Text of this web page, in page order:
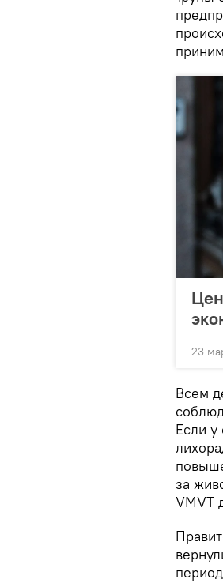
23
Всем
Если у
за
VMVT